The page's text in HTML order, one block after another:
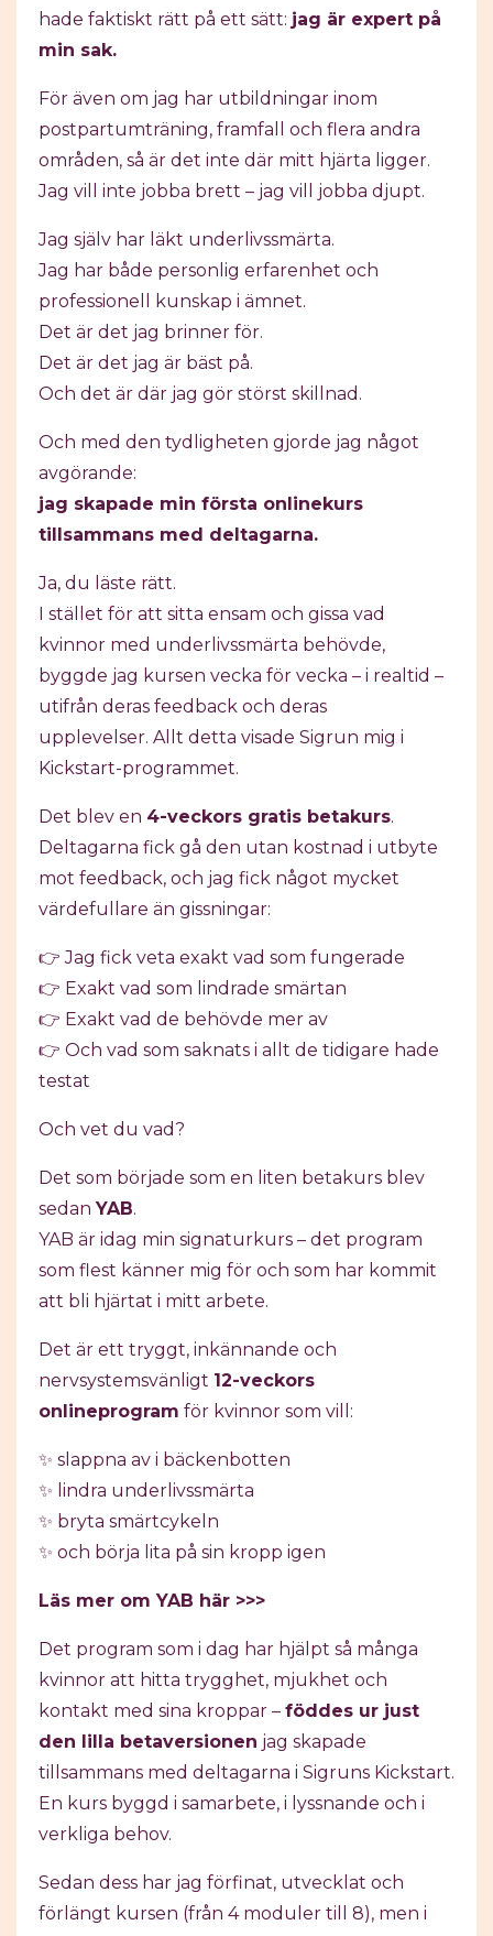
hade faktiskt rätt på ett sätt: jag är expert på
min sak.
För även om jag har utbildningar inom
postpartumträning, framfall och flera andra
områden, så är det inte där mitt hjärta ligger.
Jag vill inte jobba brett – jag vill jobba djupt.
Jag själv har läkt underlivssmärta.
Jag har både personlig erfarenhet och
professionell kunskap i ämnet.
Det är det jag brinner för.
Det är det jag är bäst på.
Och det är där jag gör störst skillnad.
Och med den tydligheten gjorde jag något
avgörande:
jag skapade min första onlinekurs
tillsammans med deltagarna.
Ja, du läste rätt.
I stället för att sitta ensam och gissa vad
kvinnor med underlivssmärta behövde,
byggde jag kursen vecka för vecka – i realtid –
utifrån deras feedback och deras
upplevelser. Allt detta visade Sigrun mig i
Kickstart-programmet.
Det blev en 4-veckors gratis betakurs.
Deltagarna fick gå den utan kostnad i utbyte
mot feedback, och jag fick något mycket
värdefullare än gissningar:
👉 Jag fick veta exakt vad som fungerade
👉 Exakt vad som lindrade smärtan
👉 Exakt vad de behövde mer av
👉 Och vad som saknats i allt de tidigare hade
testat
Och vet du vad?
Det som började som en liten betakurs blev
sedan YAB.
YAB är idag min signaturkurs – det program
som flest känner mig för och som har kommit
att bli hjärtat i mitt arbete.
Det är ett tryggt, inkännande och
nervsystemsvänligt 12-veckors
onlineprogram för kvinnor som vill:
✨ slappna av i bäckenbotten
✨ lindra underlivssmärta
✨ bryta smärtcykeln
✨ och börja lita på sin kropp igen
Läs mer om YAB här >>>
Det program som i dag har hjälpt så många
kvinnor att hitta trygghet, mjukhet och
kontakt med sina kroppar – föddes ur just
den lilla betaversionen jag skapade
tillsammans med deltagarna i Sigruns Kickstart.
En kurs byggd i samarbete, i lyssnande och i
verkliga behov.
Sedan dess har jag förfinat, utvecklat och
förlängt kursen (från 4 moduler till 8), men i